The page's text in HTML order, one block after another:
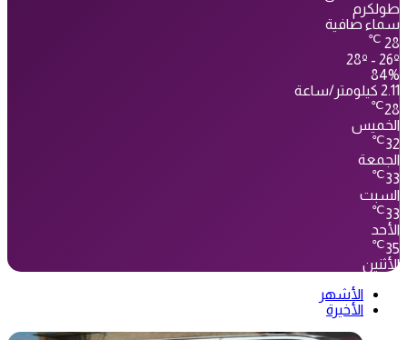
طولكرم
سماء صافية
28
℃
28º - 26º
84%
2.11 كيلومتر/ساعة
28
℃
الخميس
32
℃
الجمعة
33
℃
السبت
33
℃
الأحد
35
℃
الأثنين
الأشهر
الأخيرة